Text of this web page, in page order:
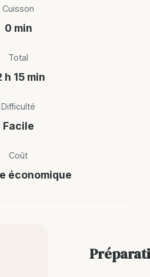
Cuisson
0 min
Total
h 15 min
Difficulté
Facile
Coût
économique